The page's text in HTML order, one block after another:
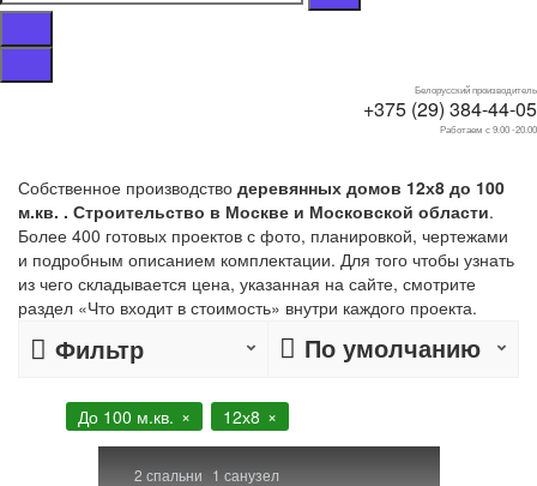
Белорусский производитель
+375 (29) 384-44-05
Работаем с 9.00 -20.00
Дома небольшие, до
100 м.кв. 12х8
Собственное производство деревянных домов 12х8 до 100
м.кв. . Строительство в Москве и Московской области.
Более 400 готовых проектов с фото, планировкой, чертежами
и подробным описанием комплектации. Для того чтобы узнать
из чего складывается цена, указанная на сайте, смотрите
раздел «Что входит в стоимость» внутри каждого проекта.
Фильтр По умолчанию
До 100 м.кв. 12х8
2 спальни 1 санузел